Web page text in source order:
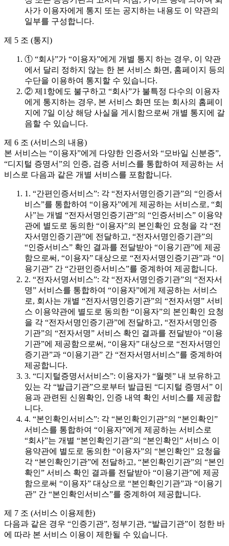
사가 이용자에게 통지 또는 공지하는 내용도 이 약관의
일부를 구성합니다.
제 5 조 (통지)
① “회사”가 “이용자”에게 개별 통지 하는 경우, 이 약관
에서 달리 정하지 않는 한 본 서비스 화면, 홈페이지 등의
수단을 이용하여 통지할 수 있습니다.
② 제1항에도 불구하고 “회사”가 불특정 다수의 이용자
에게 통지하는 경우, 본 서비스 화면 또는 회사의 홈페이
지에 7일 이상 해당 사실을 게시함으로써 개별 통지에 갈
음할 수 있습니다.
제 6 조 (서비스의 내용)
본 서비스는 “이용자”에게 다양한 인증서와 “모바일 신분증”,
“디지털 증명서”의 인증, 검증 서비스를 통합하여 제공하는 서
비스로 다음과 같은 개별 서비스를 포함합니다.
1. “간편인증서비스”: 각 “전자서명인증기관”의 “인증서
비스”를 통합하여 “이용자”에게 제공하는 서비스로, “회
사”는 개별 “전자서명인증기관”의 “인증서비스” 이용약
관에 별도로 동의한 “이용자”의 본인확인 요청을 각 “전
자서명인증기관”에 전달하고, “전자서명인증기관”의
“인증서비스” 확인 결과를 전달받아 “이용기관”에 제공
함으로써, “이용자” 대상으로 “전자서명인증기관”과 “이
용기관” 간 “간편인증서비스”를 중계하여 제공합니다.
2. “전자서명서비스”: 각 “전자서명인증기관”의 “전자서
명” 서비스를 통합하여 “이용자”에게 제공하는 서비스
로, 회사는 개별 “전자서명인증기관”의 “전자서명” 서비
스 이용약관에 별도로 동의한 “이용자”의 본인확인 요청
을 각 “전자서명인증기관”에 전달하고, “전자서명인증
기관”의 “전자서명” 서비스 확인 결과를 전달받아 “이용
기관”에 제공함으로써, “이용자” 대상으로 “전자서명인
증기관”과 “이용기관” 간 “전자서명서비스”를 중계하여
제공합니다.
3. “디지털증명서서비스”: 이용자가 “월렛” 내 보유하고
있는 각 “발급기관”으로부터 발급된 “디지털 증명서” 이
용과 관련된 신원확인, 인증 내역 확인 서비스를 제공합
니다.
4. “본인확인서비스”: 각 “본인확인기관”의 “본인확인”
서비스를 통합하여 “이용자”에게 제공하는 서비스로
“회사”는 개별 “본인확인기관”의 “본인확인” 서비스 이
용약관에 별도로 동의한 “이용자”의 “본인확인” 요청을
각 “본인확인기관”에 전달하고, “본인확인기관”의 “본인
확인” 서비스 확인 결과를 전달받아 “이용기관”에 제공
함으로써 “이용자” 대상으로 “본인확인기관”과 “이용기
관” 간 “본인확인서비스”를 중계하여 제공합니다.
제 7 조 (서비스 이용제한)
다음과 같은 경우 “인증기관”, 정부기관, “발급기관”이 정한 바
에 따라 본 서비스 이용이 제한될 수 있습니다.